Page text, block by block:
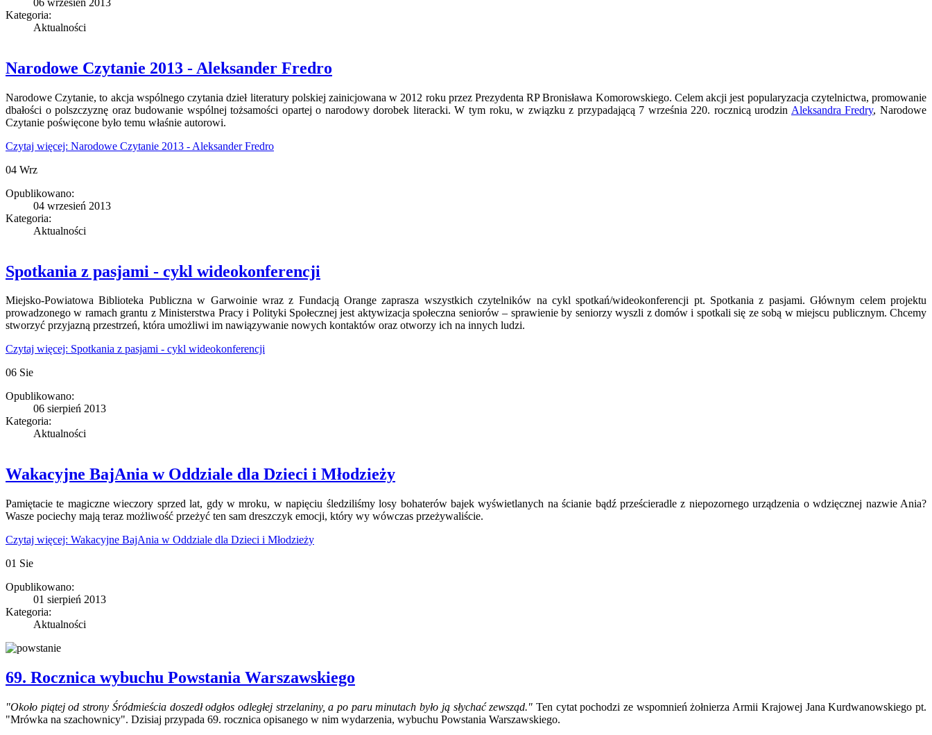
Kategoria:
Aktualności
Narodowe Czytanie 2013 - Aleksander Fredro
Narodowe Czytanie, to akcja wspólnego czytania dzieł literatury polskiej zainicjowana w 2012 roku przez Prezydenta RP Bronisława Komorowskiego. Celem akcji jest popularyzacja czytelnictwa, promowanie
dbałości o polszczyznę oraz budowanie wspólnej tożsamości opartej o narodowy dorobek literacki. W tym roku, w związku z przypadającą 7 września 220. rocznicą urodzin Aleksandra Fredry, Narodowe
Czytanie poświęcone było temu właśnie autorowi.
Czytaj więcej: Narodowe Czytanie 2013 - Aleksander Fredro
04 Wrz
Opublikowano:
04 wrzesień 2013
Kategoria:
Aktualności
Spotkania z pasjami - cykl wideokonferencji
Miejsko-Powiatowa Biblioteka Publiczna w Garwoinie wraz z Fundacją Orange zaprasza wszystkich czytelników na cykl spotkań/wideokonferencji pt. Spotkania z pasjami. Głównym celem projektu
prowadzonego w ramach grantu z Ministerstwa Pracy i Polityki Społecznej jest aktywizacja społeczna seniorów – sprawienie by seniorzy wyszli z domów i spotkali się ze sobą w miejscu publicznym. Chcemy
stworzyć przyjazną przestrzeń, która umożliwi im nawiązywanie nowych kontaktów oraz otworzy ich na innych ludzi.
Czytaj więcej: Spotkania z pasjami - cykl wideokonferencji
06 Sie
Opublikowano:
06 sierpień 2013
Kategoria:
Aktualności
Wakacyjne BajAnia w Oddziale dla Dzieci i Młodzieży
Pamiętacie te magiczne wieczory sprzed lat, gdy w mroku, w napięciu śledziliśmy losy bohaterów bajek wyświetlanych na ścianie bądź prześcieradle z niepozornego urządzenia o wdzięcznej nazwie Ania?
Wasze pociechy mają teraz możliwość przeżyć ten sam dreszczyk emocji, który wy wówczas przeżywaliście.
Czytaj więcej: Wakacyjne BajAnia w Oddziale dla Dzieci i Młodzieży
01 Sie
Opublikowano:
01 sierpień 2013
Kategoria:
Aktualności
69. Rocznica wybuchu Powstania Warszawskiego
"Około piątej od strony Śródmieścia doszedł odgłos odległej strzelaniny, a po paru minutach było ją słychać zewsząd." Ten cytat pochodzi ze wspomnień żołnierza Armii Krajowej Jana Kurdwanowskiego pt.
"Mrówka na szachownicy". Dzisiaj przypada 69. rocznica opisanego w nim wydarzenia, wybuchu Powstania Warszawskiego.